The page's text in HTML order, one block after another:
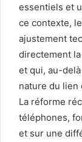
essentiels et
ce contexte,
ajustement
directement
et qui, au-
nature du lien
La réforme
téléphones,
et sur une